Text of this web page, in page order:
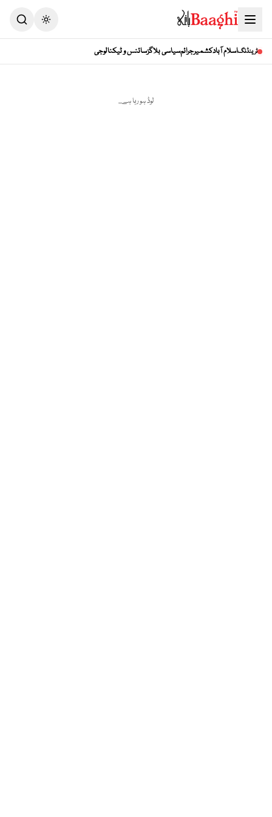
Toggle theme
ٹرینڈنگاسلام آبادکشمیرجرائمسیاسی بلاگزسائنس و ٹیکنالوجی
لوڈ ہو رہا ہے...